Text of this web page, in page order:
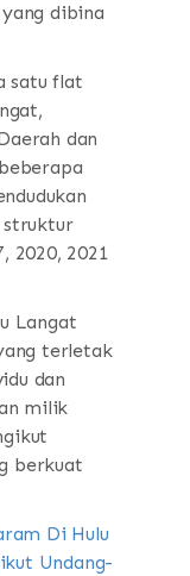
dibina
satu flat
dan
struktur
2020, 2021
Langat
terletak
dan
milik
berkuat
Di Hulu
Undang-